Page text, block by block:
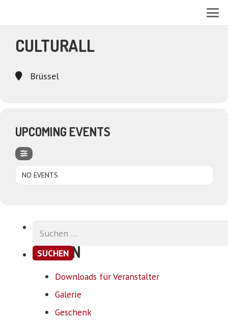
CULTURALL
Brüssel
UPCOMING EVENTS
NO EVENTS
nach:
SEITEN
Downloads für Veranstalter
Galerie
Geschenk